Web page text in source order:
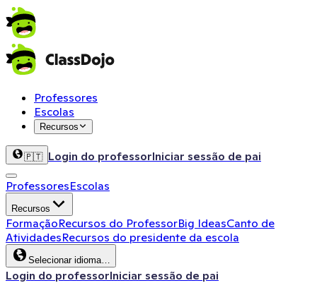
Professores
Escolas
Recursos
🇵🇹 Login do professorIniciar sessão de pai
ProfessoresEscolas
Recursos
FormaçãoRecursos do ProfessorBig IdeasCanto de
AtividadesRecursos do presidente da escola
Selecionar idioma…
Login do professorIniciar sessão de pai